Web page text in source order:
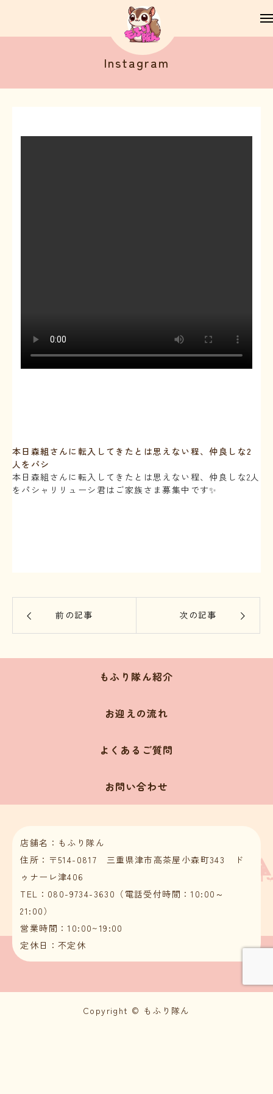
Instagram
本日森組さんに転入してきたとは思えない程、仲良しな2
人をパシ
本日森組さんに転入してきたとは思えない程、仲良しな2人
をパシャリリューシ君はご家族さま募集中です✨
前の記事 次の記事
もふり隊ん紹介
お迎えの流れ
よくあるご質問
お問い合わせ
店舗名：もふり隊ん
住所：〒514-0817 三重県津市高茶屋小森町343 ド
ゥナーレ津406
TEL：080-9734-3630（電話受付時間：10:00～
21:00）
営業時間：10:00~19:00
定休日：不定休
Copyright © もふり隊ん